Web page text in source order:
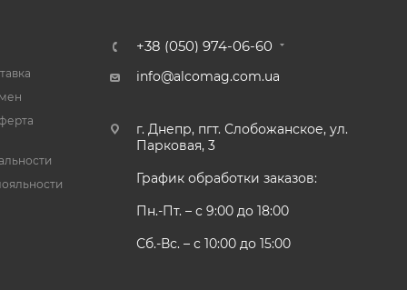
+38 (050) 974-06-60
info@alcomag.com.ua
г. Днепр, пгт. Слобожанское, ул.
Парковая, 3
График обработки заказов:
Пн.-Пт. – с 9:00 до 18:00
Сб.-Вс. – с 10:00 до 15:00